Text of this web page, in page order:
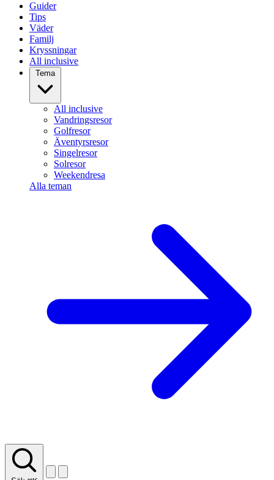
Guider
Tips
Väder
Familj
Kryssningar
All inclusive
Tema
All inclusive
Vandringsresor
Golfresor
Äventyrsresor
Singelresor
Solresor
Weekendresa
Alla teman